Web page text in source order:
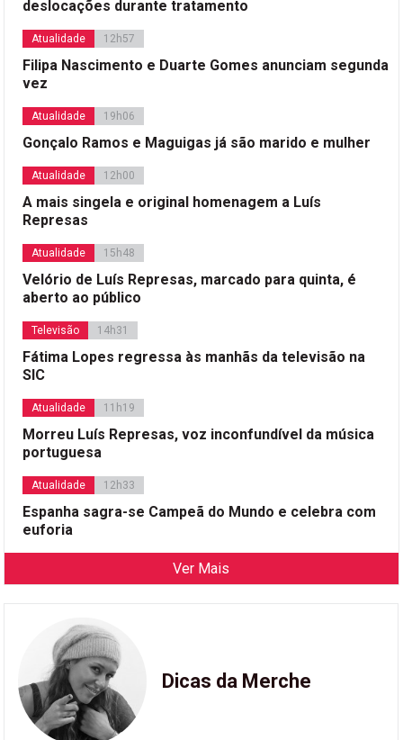
deslocações durante tratamento
Atualidade 12h57
Filipa Nascimento e Duarte Gomes anunciam segunda
vez
Atualidade 19h06
Gonçalo Ramos e Maguigas já são marido e mulher
Atualidade 12h00
A mais singela e original homenagem a Luís
Represas
Atualidade 15h48
Velório de Luís Represas, marcado para quinta, é
aberto ao público
Televisão 14h31
Fátima Lopes regressa às manhãs da televisão na
SIC
Atualidade 11h19
Morreu Luís Represas, voz inconfundível da música
portuguesa
Atualidade 12h33
Espanha sagra-se Campeã do Mundo e celebra com
euforia
Ver Mais
Dicas da Merche